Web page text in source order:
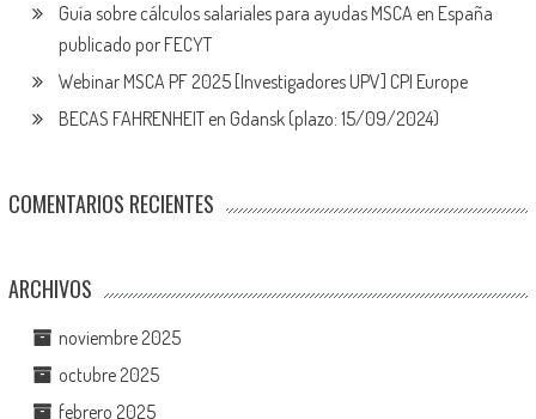
Guía sobre cálculos salariales para ayudas MSCA en España
publicado por FECYT
Webinar MSCA PF 2025 [Investigadores UPV] CPI Europe
BECAS FAHRENHEIT en Gdansk (plazo: 15/09/2024)
COMENTARIOS RECIENTES
ARCHIVOS
noviembre 2025
octubre 2025
febrero 2025